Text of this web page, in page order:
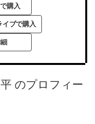
購入
イブで購入
のプロフィー